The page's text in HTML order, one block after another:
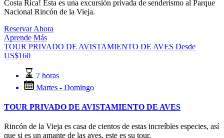
Costa Rica! Esta es una excursión privada de senderismo al Parque
Nacional Rincón de la Vieja.
Reservar Ahora
Aprende Más
TOUR PRIVADO DE AVISTAMIENTO DE AVES Desde
US$160
7 horas
Martes - Domingo
TOUR PRIVADO DE AVISTAMIENTO DE AVES
Rincón de la Vieja es casa de cientos de estas increíbles especies, así
que si es un amante de las aves, este es su tour.